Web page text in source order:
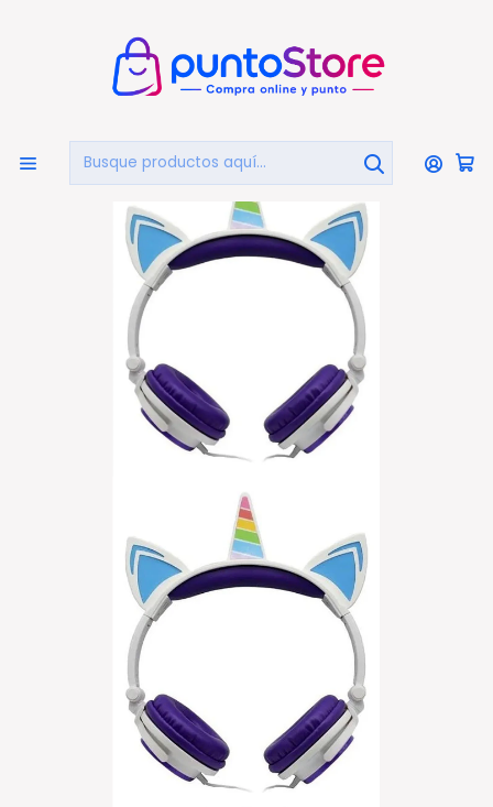
AUDIO Y VIDEO AUDIFONOS
Audífonos Con Cable
Audífonos Unicornio Niños Rainbows Sound Led Morado